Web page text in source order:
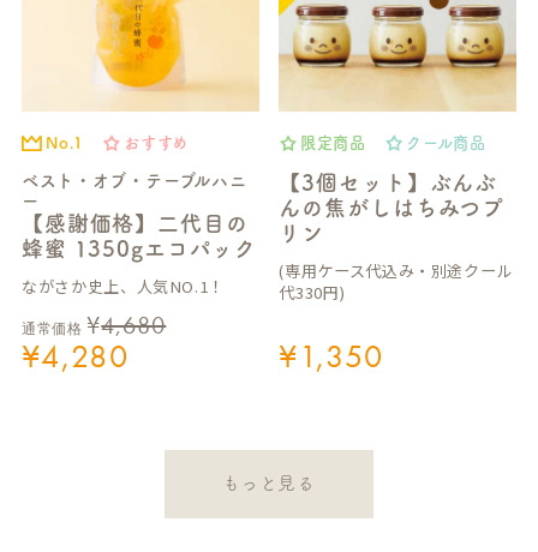
No.1 おすすめ
ベスト・オブ・テーブルハニ
ー
【感謝価格】二代目の
蜂蜜 1350gエコパック
ながさか史上、人気NO.1！
通常価格 ¥4,680
¥4,280
限定商品 クール商品
【3個セット】ぶんぶ
んの焦がしはちみつプ
リン
(専用ケース代込み・別途クール
代330円)
¥1,350
もっと見る